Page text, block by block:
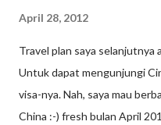
April 28, 2012
Travel plan saya selanjutnya
Untuk dapat mengunjungi
visa-nya. Nah, saya mau
China :-) fresh bulan April